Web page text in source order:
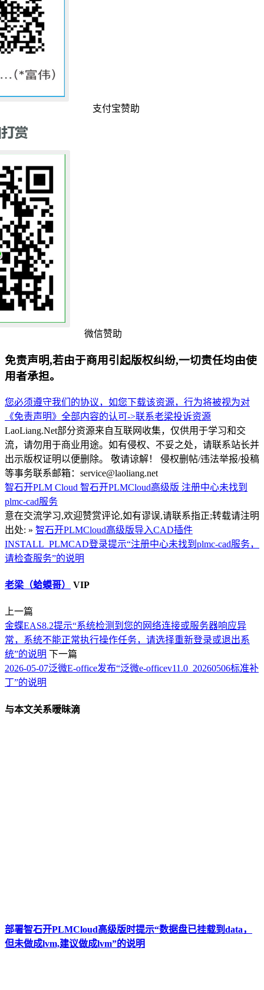
支付宝赞助
微信赞助
免责声明,若由于商用引起版权纠纷,一切责任均由使
用者承担。
您必须遵守我们的协议，如您下载该资源，行为将被视为对
《免责声明》全部内容的认可->联系老梁投诉资源
LaoLiang.Net部分资源来自互联网收集，仅供用于学习和交
流，请勿用于商业用途。如有侵权、不妥之处，请联系站长并
出示版权证明以便删除。 敬请谅解！ 侵权删帖/违法举报/投稿
等事务联系邮箱：service@laoliang.net
智石开PLM Cloud 智石开PLMCloud高级版 注册中心未找到
plmc-cad服务
意在交流学习,欢迎赞赏评论,如有谬误,请联系指正;转载请注明
出处: » 智石开PLMCloud高级版导入CAD插件
INSTALL_PLMCAD登录提示“注册中心未找到plmc-cad服务，
请检查服务”的说明
老梁（蛤蟆哥） VIP
上一篇
金蝶EAS8.2提示“系统检测到您的网络连接或服务器响应异
常，系统不能正常执行操作任务，请选择重新登录或退出系
统”的说明 下一篇
2026-05-07泛微E-office发布“泛微e-officev11.0_20260506标准补
丁”的说明
与本文关系暧昧滴
部署智石开PLMCloud高级版时提示“数据盘已挂载到data，
但未做成lvm,建议做成lvm”的说明